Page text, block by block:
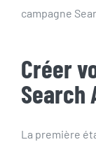
campagne
Créer
Search
La première